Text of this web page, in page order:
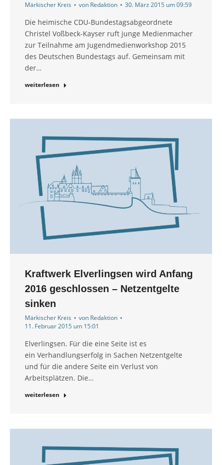
Märkischer Kreis von Redaktion 30. März 2015 um 09:59
Die heimische CDU-Bundestagsabgeordnete
Christel Voßbeck-Kayser ruft junge Medienmacher
zur Teilnahme am Jugendmedienworkshop 2015
des Deutschen Bundestags auf. Gemeinsam mit
der…
weiterlesen
Kraftwerk Elverlingsen wird Anfang
2016 geschlossen – Netzentgelte
sinken
Märkischer Kreis von Redaktion
11. Februar 2015 um 15:01
Elverlingsen. Für die eine Seite ist es
ein Verhandlungserfolg in Sachen Netzentgelte
und für die andere Seite ein Verlust von
Arbeitsplätzen. Die…
weiterlesen